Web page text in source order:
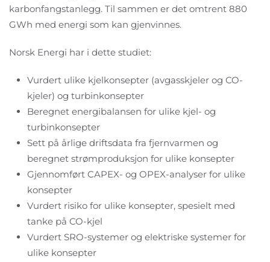
karbonfangstanlegg. Til sammen er det omtrent 880
GWh med energi som kan gjenvinnes.
Norsk Energi har i dette studiet:
Vurdert ulike kjelkonsepter (avgasskjeler og CO-
kjeler) og turbinkonsepter
Beregnet energibalansen for ulike kjel- og
turbinkonsepter
Sett på årlige driftsdata fra fjernvarmen og
beregnet strømproduksjon for ulike konsepter
Gjennomført CAPEX- og OPEX-analyser for ulike
konsepter
Vurdert risiko for ulike konsepter, spesielt med
tanke på CO-kjel
Vurdert SRO-systemer og elektriske systemer for
ulike konsepter